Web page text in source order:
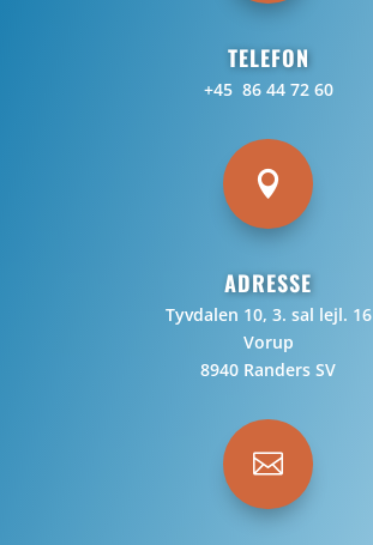
TELEFON
+45 86 44 72 60

ADRESSE
Tyvdalen 10, 3. sal lejl. 16
Vorup
8940 Randers SV
